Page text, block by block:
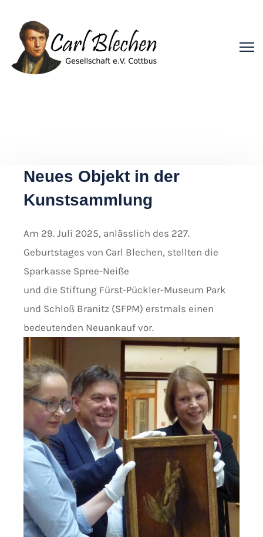
Neues Objekt in der
Kunstsammlung
Am 29. Juli 2025, anlässlich des 227.
Geburtstages von Carl Blechen, stellten die
Sparkasse Spree-Neiße
und die Stiftung Fürst-Pückler-Museum Park
und Schloß Branitz (SFPM) erstmals einen
bedeutenden Neuankauf vor.